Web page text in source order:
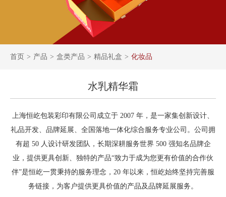
首页 > 产品 > 盒类产品 > 精品礼盒 > 化妆品
水乳精华霜
上海恒屹包装彩印有限公司成立于 2007 年，是一家集创新设计、
礼品开发、品牌延展、全国落地一体化综合服务专业公司。公司拥
有超 50 人设计研发团队，长期深耕服务世界 500 强知名品牌企
业，提供更具创新、独特的产品“致力于成为您更有价值的合作伙
伴”是恒屹一贯秉持的服务理念，20 年以来，恒屹始终坚持完善服
务链接，为客户提供更具价值的产品及品牌延展服务。